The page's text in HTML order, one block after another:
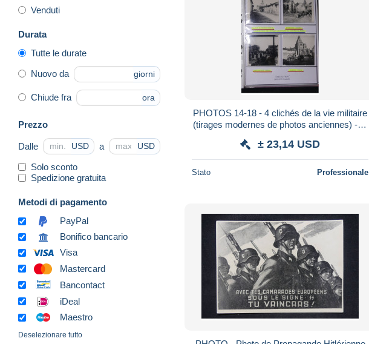
Venduti
Durata
Tutte le durate
Nuovo da giorni
Chiude fra ora
Prezzo
Dalle USD a USD
Solo sconto
Spedizione gratuita
Metodi di pagamento
PayPal
Bonifico bancario
Visa
Mastercard
Bancontact
iDeal
Maestro
Deselezionare tutto
PHOTOS 14-18 - 4 clichés de la vie militaire
(tirages modernes de photos anciennes) - M
± 23,14 USD
Stato Professionale